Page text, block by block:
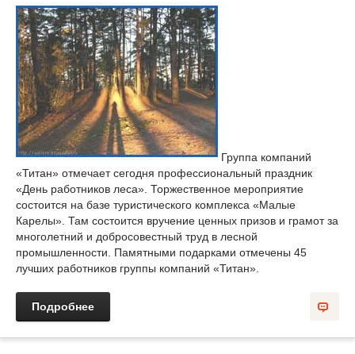
Группа компаний
«Титан» отмечает сегодня профессиональный праздник
«День работников леса». Торжественное мероприятие
состоится на базе туристического комплекса «Малые
Карелы». Там состоится вручение ценных призов и грамот за
многолетний и добросовестный труд в лесной
промышленности. Памятными подарками отмечены 45
лучших работников группы компаний «Титан».
Подробнее